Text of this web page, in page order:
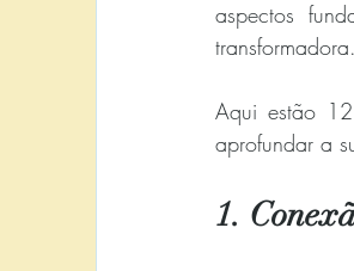
aspectos
transformadora.
Aqui estão
aprofundar a
1.